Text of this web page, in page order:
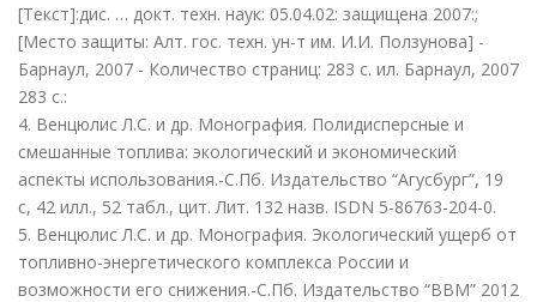
[Текст]:дис. … докт. техн. наук: 05.04.02: защищена 2007:;
[Место защиты: Алт. гос. техн. ун-т им. И.И. Ползунова] -
Барнаул, 2007 - Количество страниц: 283 с. ил. Барнаул, 2007
283 c.:
4. Венцюлис Л.С. и др. Монография. Полидисперсные и
смешанные топлива: экологический и экономический
аспекты использования.-С.Пб. Издательство “Агусбург”, 19
с, 42 илл., 52 табл., цит. Лит. 132 назв. ISDN 5-86763-204-0.
5. Венцюлис Л.С. и др. Монография. Экологический ущерб от
топливно-энергетического комплекса России и
возможности его снижения.-С.Пб. Издательство “ВВМ” 2012